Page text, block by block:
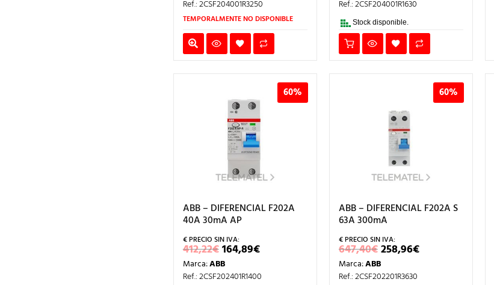
ERA:
403,90€.
ES:
161,56€.
Ref.: 2CSF204001R3250
TEMPORALMENTE NO DISPONIBLE
ERA:
1.069,24€.
Ref.: 2CSF204001R1630
Stock disponible.
60%
ABB – DIFERENCIAL F202A
40A 30mA AP
412,22€EL
PRECIO
ORIGINAL
ERA:
164,89€EL
PRECIO
ES:
Marca:ABB
Ref.: 2CSF202401R1400
60%
ABB – DIFERENCIAL F202A S
63A 300mA
647,40€EL
PRECIO
ORIGINAL
ERA:
258,96€EL
PRECIO
Marca:ABB
Ref.: 2CSF202201R3630